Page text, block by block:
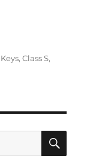
,Class S,